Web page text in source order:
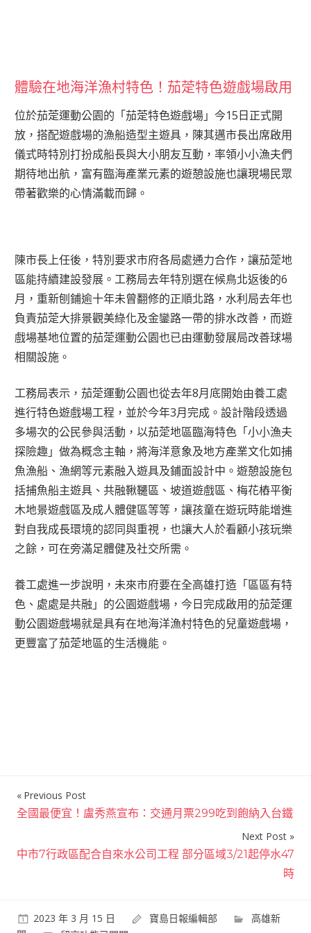
體驗在地海洋漁村特色！茄萣特色遊戲場啟用
位於茄萣運動公園的「茄萣特色遊戲場」今15日正式開
放，搭配遊戲場的漁船造型主遊具，陳其邁市長出席啟用
儀式時特別打扮成船長與大小朋友互動，率領小小漁夫們
期待地出航，富有臨海產業元素的遊憩設施也讓現場民眾
帶著歡樂的心情滿載而歸。
陳市長上任後，特別要求市府各局處通力合作，讓茄萣地
區能持續建設發展。工務局去年特別選在候鳥北返後的6
月，重新刨鋪逾十年未曾翻修的正順北路，水利局去年也
負責茄萣大排景觀美綠化及金鑾路一帶的排水改善，而遊
戲場基地位置的茄萣運動公園也已由運動發展局改善球場
相關設施。
工務局表示，茄萣運動公園也從去年8月底開始由養工處
進行特色遊戲場工程，並於今年3月完成。設計階段透過
多場次的公民參與活動，以茄萣地區臨海特色「小小漁夫
探險趣」做為概念主軸，將海洋意象及地方產業文化如捕
魚漁船、漁網等元素融入遊具及鋪面設計中。遊憩設施包
括捕魚船主遊具、共融鞦韆區、坡道遊戲區、梅花樁平衡
木地景遊戲區及成人體健區等等，讓孩童在遊玩時能增進
對自我成長環境的認同與重視，也讓大人於看顧小孩玩樂
之餘，可在旁滿足體健及社交所需。
養工處進一步說明，未來市府要在全高雄打造「區區有特
色、處處是共融」的公園遊戲場，今日完成啟用的茄萣運
動公園遊戲場就是具有在地海洋漁村特色的兒童遊戲場，
更豐富了茄萣地區的生活機能。
文
章
導
Previous Post
全國最便宜！盧秀燕宣布：交通月票299吃到飽納入台鐵
Next Post
中市7行政區配合自來水公司工程 部分區域3/21起停水47
時
2023 年 3 月 15 日 寶島日報編輯部
高雄新